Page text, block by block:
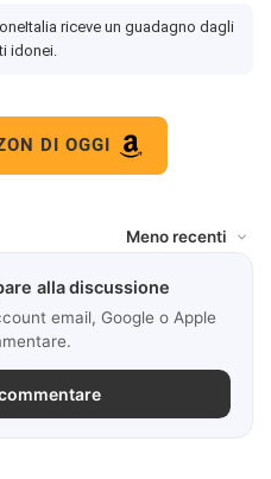
riceve un guadagno dagli
idonei.
DI OGGI
alla discussione
email, Google o Apple